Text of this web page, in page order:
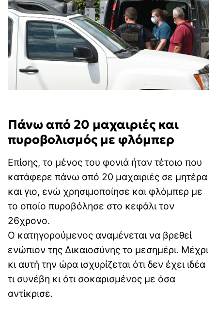
Πάνω από 20 μαχαιριές και
πυροβολισμός με φλόμπερ
Επίσης, το μένος του φονιά ήταν τέτοιο που
κατάφερε πάνω από 20 μαχαιριές σε μητέρα
και γιο, ενώ χρησιμοποίησε και φλόμπερ με
το οποίο πυροβόλησε στο κεφάλι τον
26χρονο.
Ο κατηγορούμενος αναμένεται να βρεθεί
ενώπιον της Δικαιοσύνης το μεσημέρι. Μέχρι
κι αυτή την ώρα ισχυρίζεται ότι δεν έχει ιδέα
τι συνέβη κι ότι σοκαρισμένος με όσα
αντίκρισε.